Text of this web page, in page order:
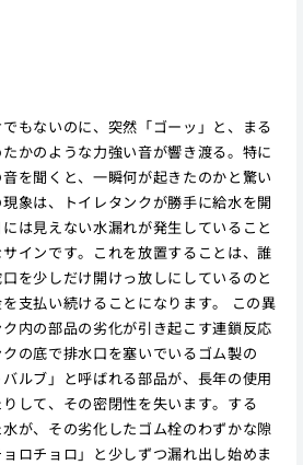
もないのに、突然「ゴーッ」と、まる
かのような力強い音が響き渡る。特に
を聞くと、一瞬何が起きたのかと驚い
象は、トイレタンクが勝手に給水を開
は見えない水漏れが発生していること
インです。これを放置することは、誰
を少しだけ開けっ放しにしているのと
支払い続けることになります。 この異
内の部品の劣化が引き起こす連鎖反応
の底で排水口を塞いでいるゴム製の
ルブ」と呼ばれる部品が、長年の使用
して、その密閉性を失います。する
が、その劣化したゴム栓のわずかな隙
ロチョロ」と少しずつ漏れ出し始めま